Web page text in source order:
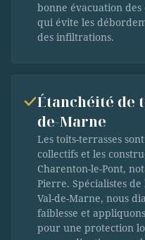
bonne évacuation
qui évite les
des infiltrations.
Étanchéité de
de-Marne
Les toits-terrasses
collectifs et les
Charenton-le-Pont,
Pierre. Spécialistes
Val-de-Marne, nous
faiblesse et
pour une protection